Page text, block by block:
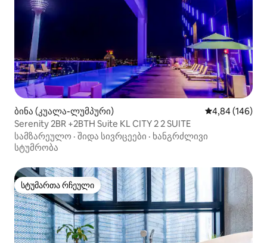
ბინა (კუალა-ლუმპური) საშუალო
4,84 (146)
Serenity 2BR +2BTH Suite KL CITY 2 2 SUITE
სამზარეულო · შიდა სივრცეები · ხანგრძლივი
სტუმრობა
სტუმართა რჩეული
სტუმართა რჩეული